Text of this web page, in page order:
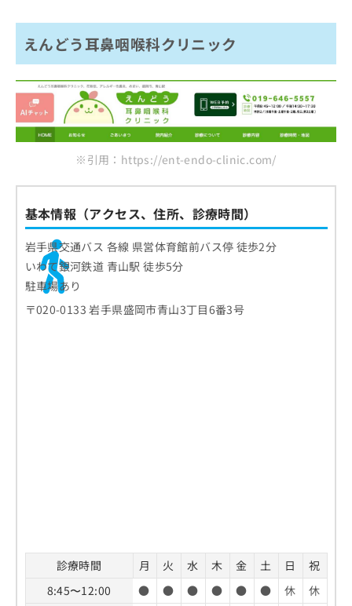
えんどう耳鼻咽喉科クリニック
※引用：https://ent-endo-clinic.com/
基本情報（アクセス、住所、診療時間）
岩手県交通バス 各線 県営体育館前バス停 徒歩2分
いわて銀河鉄道 青山駅 徒歩5分
駐車場あり
〒020-0133 岩手県盛岡市青山3丁目6番3号
診療時間 月 火 水 木 金 土 日
祝
8:45〜12:00
● ● ● ● ● ● 休
休